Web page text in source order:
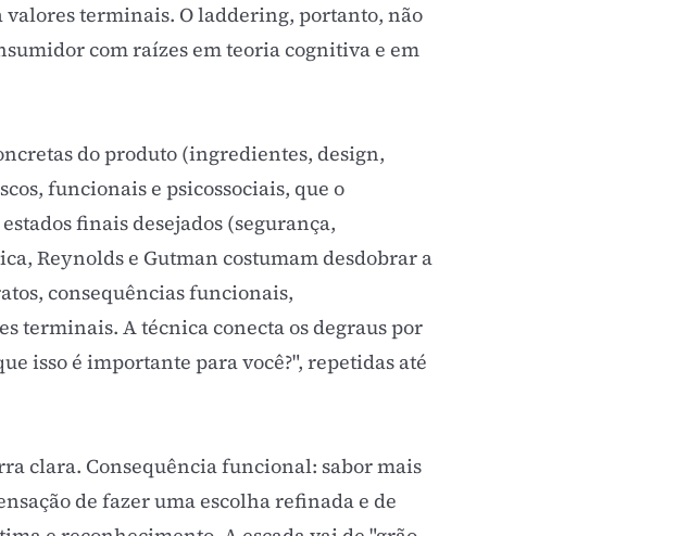
valores terminais. O laddering, portanto, não
com raízes em teoria cognitiva e em
do produto (ingredientes, design,
funcionais e psicossociais, que o
estados finais desejados (segurança,
Reynolds e Gutman costumam desdobrar a
consequências funcionais,
terminais. A técnica conecta os degraus por
isso é importante para você?", repetidas até
clara. Consequência funcional: sabor mais
de fazer uma escolha refinada e de